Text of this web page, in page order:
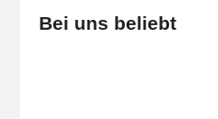
Bei uns beliebt